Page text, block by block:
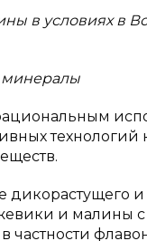
в условиях в
минералы
и малины